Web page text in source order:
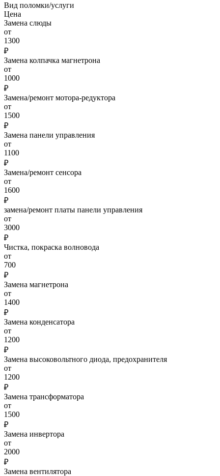
Вид поломки/услуги
Цена
Замена слюды
от
1300
₽
Замена колпачка магнетрона
от
1000
₽
Замена/ремонт мотора-редуктора
от
1500
₽
Замена панели управления
от
1100
₽
Замена/ремонт сенсора
от
1600
₽
замена/ремонт платы панели управления
от
3000
₽
Чистка, покраска волновода
от
700
₽
Замена магнетрона
от
1400
₽
Замена конденсатора
от
1200
₽
Замена высоковольтного диода, предохранителя
от
1200
₽
Замена трансформатора
от
1500
₽
Замена инвертора
от
2000
₽
Замена вентилятора